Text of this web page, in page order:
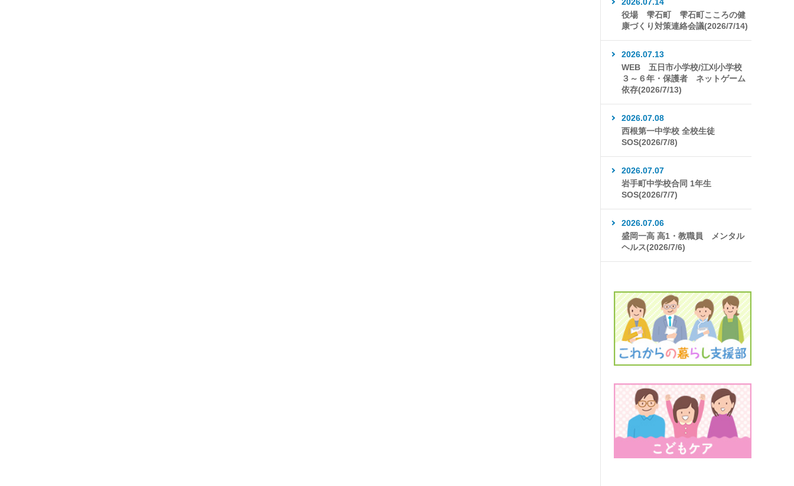
役場 雫石町 雫石町こころの健
康づくり対策連絡会議(2026/7/14)
2026.07.13
WEB 五日市小学校/江刈小学校
３～６年・保護者 ネットゲーム
依存(2026/7/13)
2026.07.08
西根第一中学校 全校生徒
SOS(2026/7/8)
2026.07.07
岩手町中学校合同 1年生
SOS(2026/7/7)
2026.07.06
盛岡一高 高1・教職員 メンタル
ヘルス(2026/7/6)